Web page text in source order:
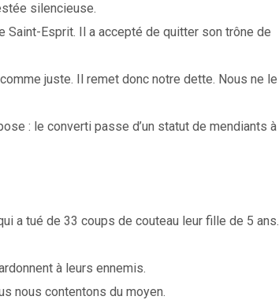
silencieuse.
Esprit. Il a accepté de quitter son trône de
juste. Il remet donc notre dette. Nous ne le
: le converti passe d’un statut de mendiants à
a tué de 33 coups de couteau leur fille de 5 ans.
à leurs ennemis.
nous contentons du moyen.